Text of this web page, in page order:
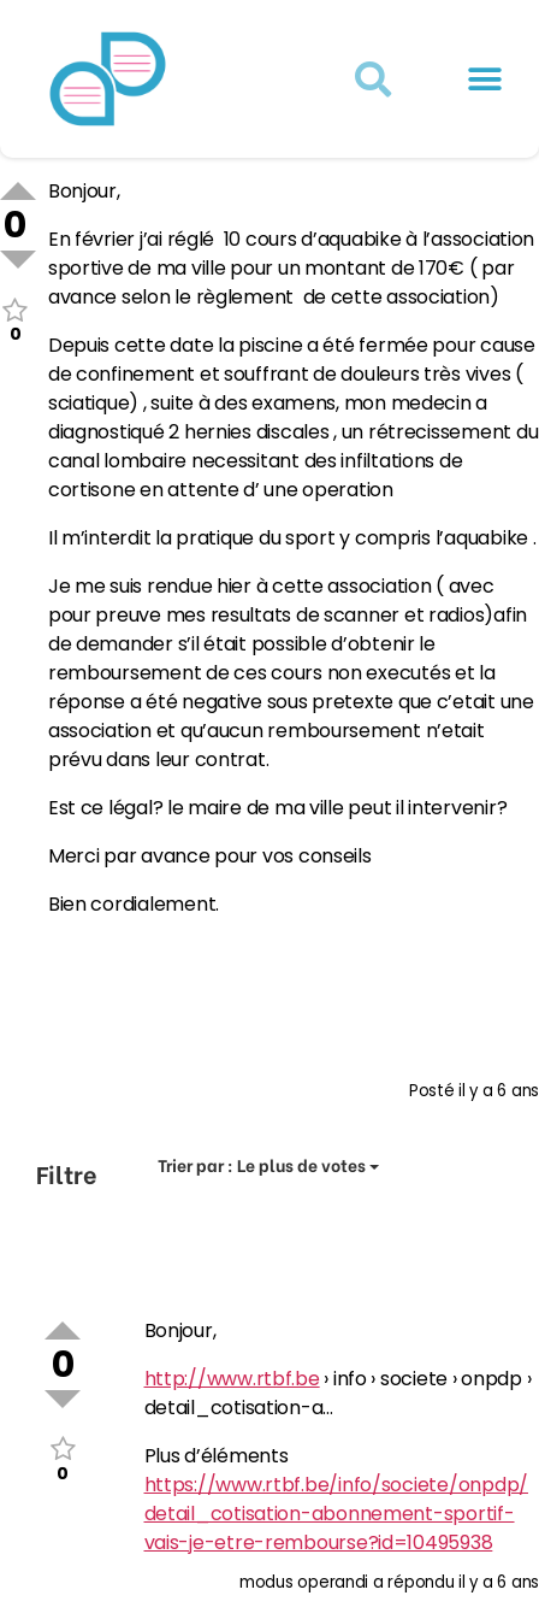
0
0
Bonjour,
En février j’ai réglé 10 cours d’aquabike à l’association
sportive de ma ville pour un montant de 170€ ( par
avance selon le règlement de cette association)
Depuis cette date la piscine a été fermée pour cause
de confinement et souffrant de douleurs très vives (
sciatique) , suite à des examens, mon medecin a
diagnostiqué 2 hernies discales , un rétrecissement du
canal lombaire necessitant des infiltations de
cortisone en attente d’ une operation
Il m’interdit la pratique du sport y compris l’aquabike .
Je me suis rendue hier à cette association ( avec
pour preuve mes resultats de scanner et radios)afin
de demander s’il était possible d’obtenir le
remboursement de ces cours non executés et la
réponse a été negative sous pretexte que c’etait une
association et qu’aucun remboursement n’etait
prévu dans leur contrat.
Est ce légal? le maire de ma ville peut il intervenir?
Merci par avance pour vos conseils
Bien cordialement.
Postéil y a 6 ans
Filtre Trier par :Le plus de votes
0
0
Bonjour,
http://www.rtbf.be› info › societe › onpdp ›
detail_cotisation-a…
Plus d’éléments
https://www.rtbf.be/info/societe/onpdp/
detail_cotisation-abonnement-sportif-
vais-je-etre-rembourse?id=10495938
modus operandi a réponduil y a 6 ans